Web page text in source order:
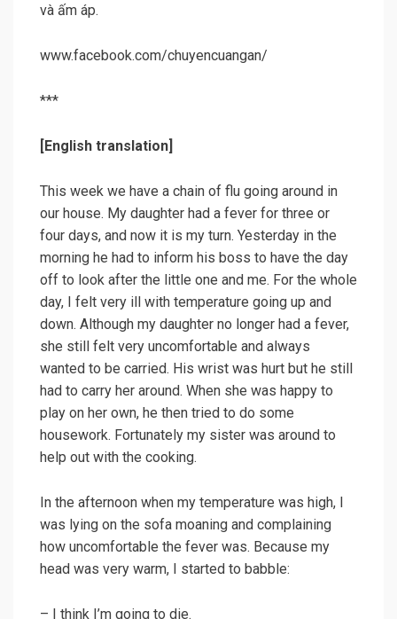
và ấm áp.
www.facebook.com/chuyencuangan/
***
[English translation]
This week we have a chain of flu going around in
our house. My daughter had a fever for three or
four days, and now it is my turn. Yesterday in the
morning he had to inform his boss to have the day
off to look after the little one and me. For the whole
day, I felt very ill with temperature going up and
down. Although my daughter no longer had a fever,
she still felt very uncomfortable and always
wanted to be carried. His wrist was hurt but he still
had to carry her around. When she was happy to
play on her own, he then tried to do some
housework. Fortunately my sister was around to
help out with the cooking.
In the afternoon when my temperature was high, I
was lying on the sofa moaning and complaining
how uncomfortable the fever was. Because my
head was very warm, I started to babble:
– I think I’m going to die.